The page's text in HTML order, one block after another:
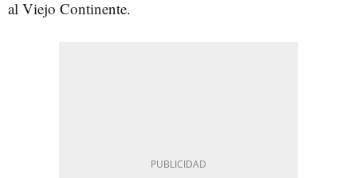
al Viejo Continente.